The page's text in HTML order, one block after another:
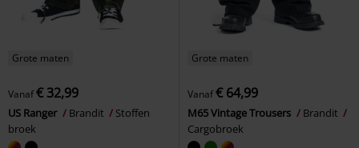
Grote maten
Vanaf€ 32,99
US Ranger Brandit
Stoffen
broek
Grote maten
Vanaf€ 64,99
M65 Vintage Trousers
Brandit
Cargobroek